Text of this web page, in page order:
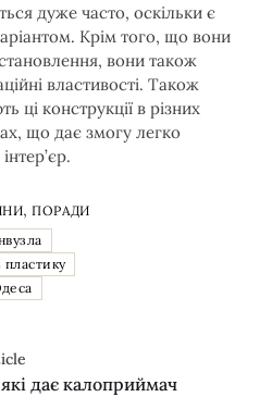
дуже часто, оскільки є
Крім того, що вони
вони також
властивості. Також
ці конструкції в різних
що дає змогу легко
,ПОРАДИ
пластику
дає калоприймач